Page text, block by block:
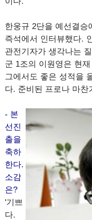
한웅규 2단을 예선결승
즉석에서 인터뷰했다.
관전기자가 생각나는
군 1조의 이원영은 현
그에서도 좋은 성적을
다. 준비된 프로나 마찬
- 본
선진
출을
축하
한다.
소감
은?
'기쁘
다.